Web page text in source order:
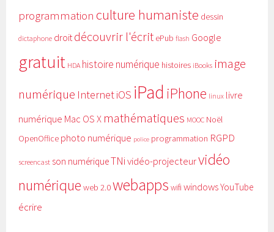
programmation culture humaniste dessin
dictaphone droit découvrir l'écrit ePub flash Google
gratuit HDA histoire numérique histoires iBooks image
numérique InternetiOS iPad iPhone linux livre
numérique Mac OS X mathématiques MOOC Noël
OpenOffice photo numérique police programmation RGPD
screencast son numériqueTNi vidéo-projecteurvidéo
numérique web 2.0webapps wifi windowsYouTube
écrire